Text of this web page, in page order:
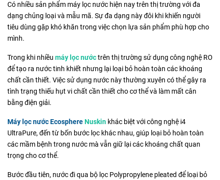
Có nhiều sản phẩm máy lọc nước hiện nay trên thị trường với đa
dạng chủng loại và mẫu mã. Sự đa dạng này đôi khi khiến người
tiêu dùng gặp khó khăn trong việc chọn lựa sản phẩm phù hợp cho
mình.
Trong khi nhiều máy lọc nướctrên thị trường sử dụng công nghệ RO
để tạo ra nước tinh khiết nhưng lại loại bỏ hoàn toàn các khoáng
chất cần thiết. Việc sử dụng nước này thường xuyên có thể gây ra
tình trạng thiếu hụt vi chất cần thiết cho cơ thể và làm mất cân
bằng điện giải.
Máy lọc nước EcosphereNuskin khác biệt với công nghệ i4
UltraPure, đến từ bốn bước lọc khác nhau, giúp loại bỏ hoàn toàn
các mầm bệnh trong nước mà vẫn giữ lại các khoáng chất quan
trọng cho cơ thể.
Bước đầu tiên, nước đi qua bộ lọc Polypropylene pleated để loại bỏ